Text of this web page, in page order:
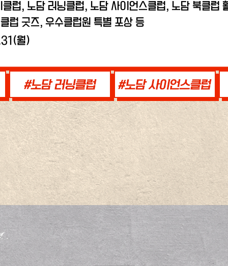
클럽, 노담 러닝클럽, 노담 사이언스클럽, 노담 북클럽
럽 굿즈, 우수클럽원 특별 포상 등
월)